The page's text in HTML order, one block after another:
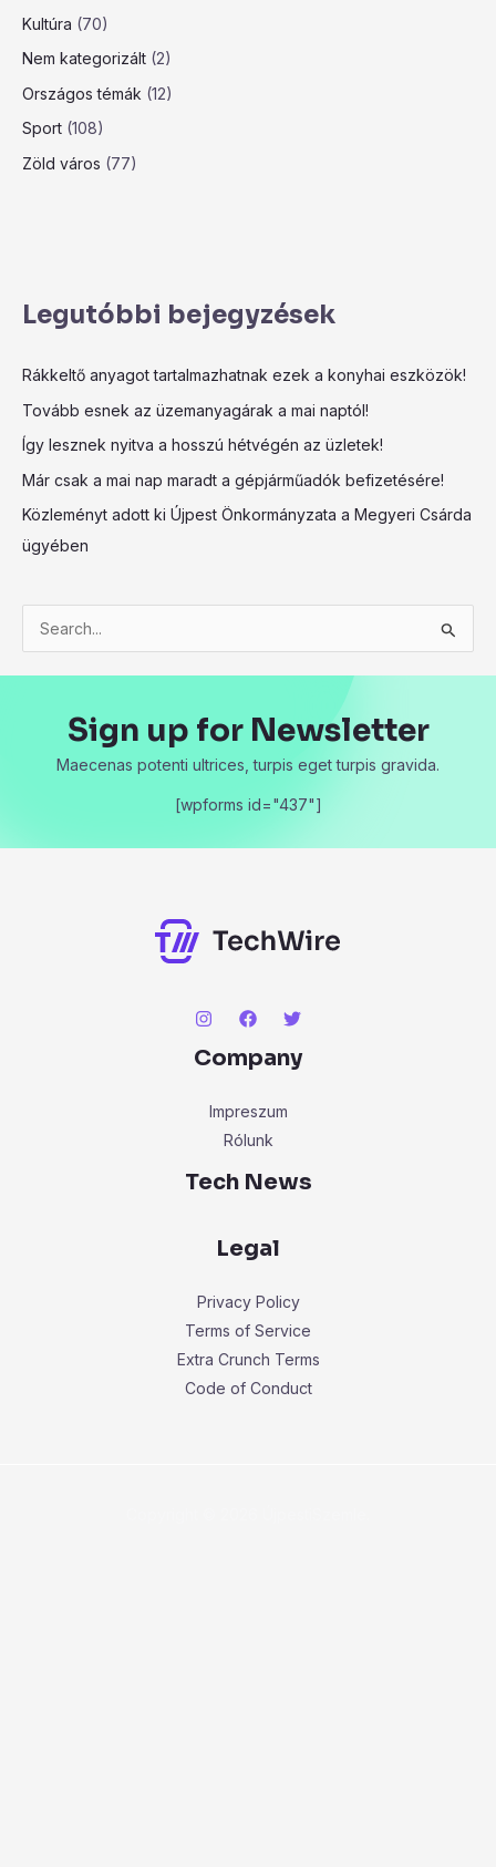
Kultúra (70)
Nem kategorizált (2)
Országos témák (12)
Sport (108)
Zöld város (77)
Legutóbbi bejegyzések
Rákkeltő anyagot tartalmazhatnak ezek a konyhai eszközök!
Tovább esnek az üzemanyagárak a mai naptól!
Így lesznek nyitva a hosszú hétvégén az üzletek!
Már csak a mai nap maradt a gépjárműadók befizetésére!
Közleményt adott ki Újpest Önkormányzata a Megyeri Csárda
ügyében
o
Sign up for Newsletter
Maecenas potenti ultrices, turpis eget turpis gravida.
[wpforms id="437"]
Company
Impreszum
Rólunk
Tech News
Legal
Privacy Policy
Terms of Service
Extra Crunch Terms
Code of Conduct